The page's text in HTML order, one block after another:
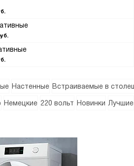
Настенные Встраиваемые в
Немецкие 220 вольт Новинки Лучшие